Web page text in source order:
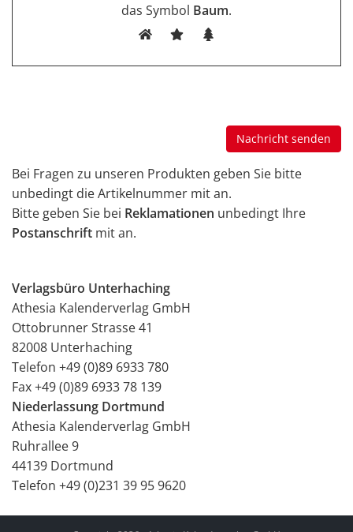
das Symbol Baum.
Bei Fragen zu unseren Produkten geben Sie bitte
unbedingt die Artikelnummer mit an.
Bitte geben Sie bei Reklamationen unbedingt Ihre
Postanschrift mit an.
Verlagsbüro Unterhaching
Athesia Kalenderverlag GmbH
Ottobrunner Strasse 41
82008 Unterhaching
Telefon +49 (0)89 6933 780
Fax +49 (0)89 6933 78 139
Niederlassung Dortmund
Athesia Kalenderverlag GmbH
Ruhrallee 9
44139 Dortmund
Telefon +49 (0)231 39 95 9620